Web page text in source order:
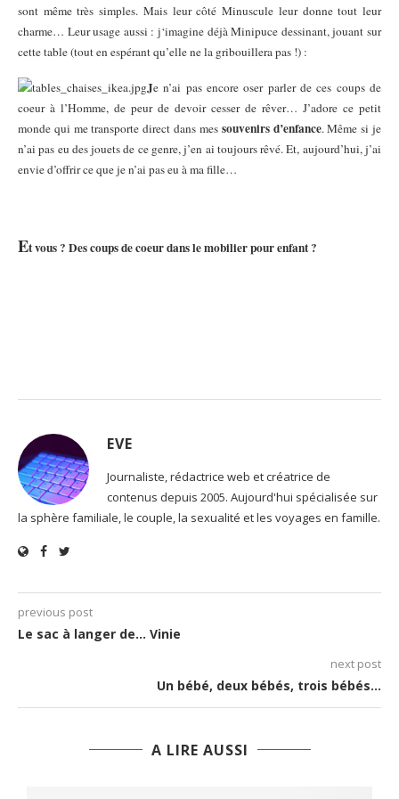
sont même très simples. Mais leur côté Minuscule leur donne tout leur
charme… Leur usage aussi : j‘imagine déjà Minipuce dessinant, jouant sur
cette table (tout en espérant qu’elle ne la gribouillera pas !) :
Je n’ai pas encore oser parler de ces coups de
coeur à l’Homme, de peur de devoir cesser de rêver… J’adore ce petit
monde qui me transporte direct dans mes souvenirs d’enfance. Même si je
n’ai pas eu des jouets de ce genre, j’en ai toujours rêvé. Et, aujourd’hui, j’ai
envie d’offrir ce que je n’ai pas eu à ma fille…
Et vous ? Des coups de coeur dans le mobilier pour enfant ?
EVE
Journaliste, rédactrice web et créatrice de
contenus depuis 2005. Aujourd'hui spécialisée sur
la sphère familiale, le couple, la sexualité et les voyages en famille.
previous post
Le sac à langer de… Vinie
next post
Un bébé, deux bébés, trois bébés…
A LIRE AUSSI